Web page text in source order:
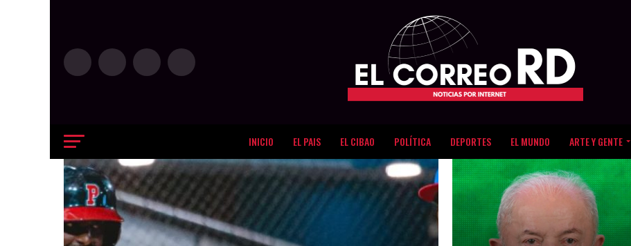
INICIO EL PAIS EL CIBAO POLÍTICA DEPORTES EL MUNDO ARTE Y GENTE